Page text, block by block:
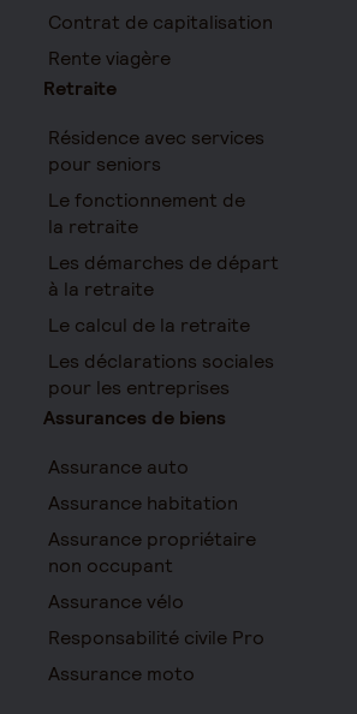
Contrat de capitalisation
Rente viagère
Retraite
Résidence avec services
pour seniors
Le fonctionnement de
la retraite
Les démarches de départ
à la retraite
Le calcul de la retraite
Les déclarations sociales
pour les entreprises
Assurances de biens
Assurance auto
Assurance habitation
Assurance propriétaire
non occupant
Assurance vélo
Responsabilité civile Pro
Assurance moto